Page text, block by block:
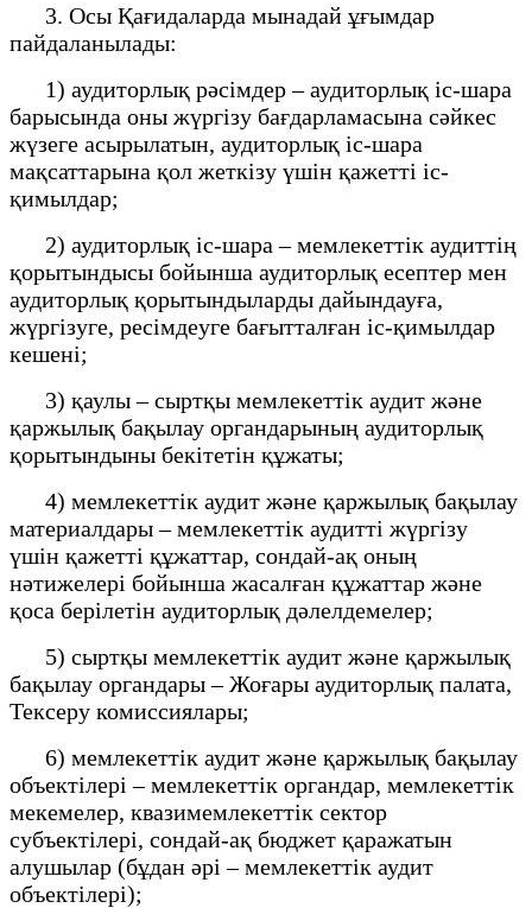
3. Осы Қағидаларда мынадай ұғымдар
пайдаланылады:
1) аудиторлық рәсімдер – аудиторлық іс-шара
барысында оны жүргізу бағдарламасына сәйкес
жүзеге асырылатын, аудиторлық іс-шара
мақсаттарына қол жеткізу үшін қажетті іс-
қимылдар;
2) аудиторлық іс-шара – мемлекеттік аудиттің
қорытындысы бойынша аудиторлық есептер мен
аудиторлық қорытындыларды дайындауға,
жүргізуге, ресімдеуге бағытталған іс-қимылдар
кешені;
3) қаулы – сыртқы мемлекеттік аудит және
қаржылық бақылау органдарының аудиторлық
қорытындыны бекітетін құжаты;
4) мемлекеттік аудит және қаржылық бақылау
материалдары – мемлекеттік аудитті жүргізу
үшін қажетті құжаттар, сондай-ақ оның
нәтижелері бойынша жасалған құжаттар және
қоса берілетін аудиторлық дәлелдемелер;
5) сыртқы мемлекеттік аудит және қаржылық
бақылау органдары – Жоғары аудиторлық палата,
Тексеру комиссиялары;
6) мемлекеттік аудит және қаржылық бақылау
объектілері – мемлекеттік органдар, мемлекеттік
мекемелер, квазимемлекеттік сектор
субъектілері, сондай-ақ бюджет қаражатын
алушылар (бұдан әрі – мемлекеттік аудит
объектілері);